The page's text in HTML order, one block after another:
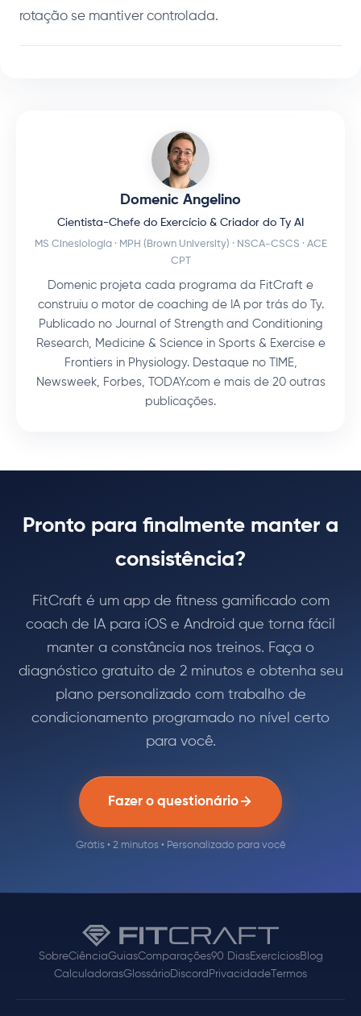
rotação se mantiver controlada.
Domenic Angelino
Cientista-Chefe do Exercício & Criador do Ty AI
MS Cinesiologia · MPH (Brown University) · NSCA-CSCS · ACE
CPT
Domenic projeta cada programa da FitCraft e
construiu o motor de coaching de IA por trás do Ty.
Publicado no Journal of Strength and Conditioning
Research, Medicine & Science in Sports & Exercise e
Frontiers in Physiology. Destaque no TIME,
Newsweek, Forbes, TODAY.com e mais de 20 outras
publicações.
Pronto para finalmente manter a
consistência?
FitCraft é um app de fitness gamificado com
coach de IA para iOS e Android que torna fácil
manter a constância nos treinos. Faça o
diagnóstico gratuito de 2 minutos e obtenha seu
plano personalizado com trabalho de
condicionamento programado no nível certo
para você.
Fazer o questionário
Grátis • 2 minutos • Personalizado para você
SobreCiênciaGuiasComparações90 DiasExercíciosBlog
CalculadorasGlossárioDiscord PrivacidadeTermos